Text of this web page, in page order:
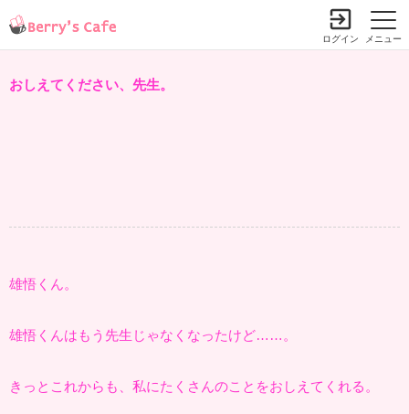
メニュー
ログイン
おしえてください、先生。
雄悟くん。
雄悟くんはもう先生じゃなくなったけど……。
きっとこれからも、私にたくさんのことをおしえてくれる。